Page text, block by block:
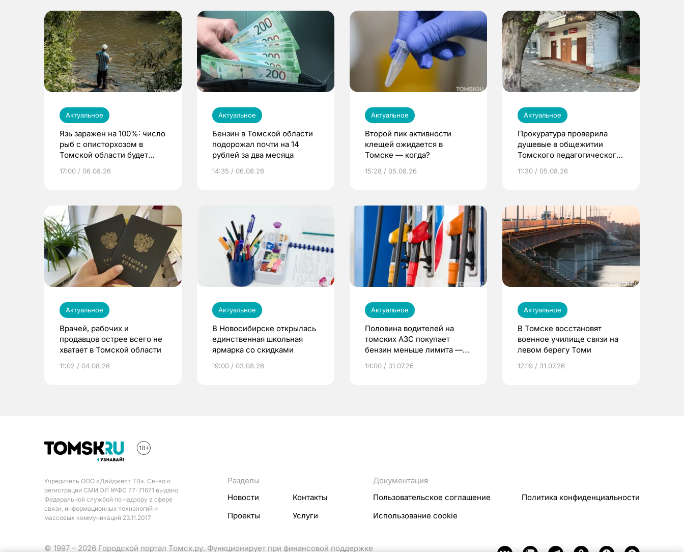
Актуальное
Язь заражен на 100%: число
рыб с описторхозом в
Томской области будет
17:00 / 06.08.26
Актуальное
Бензин в Томской области
подорожал почти на 14
рублей за два месяца
14:35 / 06.08.26
Актуальное
Второй пик активности
клещей ожидается в
Томске — когда?
15:28 / 05.08.26
Актуальное
Прокуратура проверила
душевые в общежитии
Томского педагогического
11:30 / 05.08.26
Актуальное
Врачей, рабочих и
продавцов острее всего не
хватает в Томской области
11:02 / 04.08.26
Актуальное
В Новосибирске открылась
единственная школьная
ярмарка со скидками
19:00 / 03.08.26
Актуальное
Половина водителей на
томских АЗС покупает
бензин меньше лимита —
14:00 / 31.07.26
Актуальное
В Томске восстановят
военное училище связи на
левом берегу Томи
12:19 / 31.07.26
Учредитель ООО «Дайджест ТВ». Св-во о
регистрации СМИ ЭЛ №ФС 77-71671 выдано
Федеральной службой по надзору в сфере
связи, информационных технологий и
массовых коммуникаций 23.11.2017
Разделы
Новости
Контакты
Проекты
Услуги
Документация
Пользовательское соглашение
Политика конфиденциальности
Использование cookie
© 1997 – 2026 Городской портал Томск.ру. Функционирует при финансовой поддержке